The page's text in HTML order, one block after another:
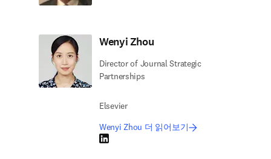
Wenyi Zhou
Director of Journal Strategic
Partnerships
Elsevier
Wenyi Zhou 더 읽어보기
LinkedIn 새 탭/창에서 열기